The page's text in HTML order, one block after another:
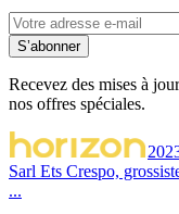
S’abonner
Recevez des mises à
nos offres spéciales.
Sarl Ets Crespo,
...